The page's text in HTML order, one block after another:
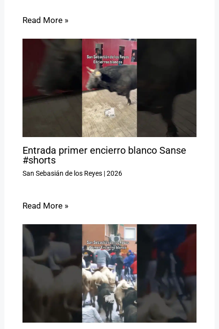
Read More »
Entrada primer encierro blanco Sanse
#shorts
San Sebasián de los Reyes|2026
Read More »